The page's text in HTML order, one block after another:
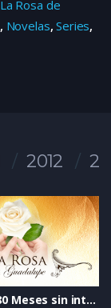
La Rosa de
, Novelas,Series,
2012
Capítulo 280 Meses sin intereses